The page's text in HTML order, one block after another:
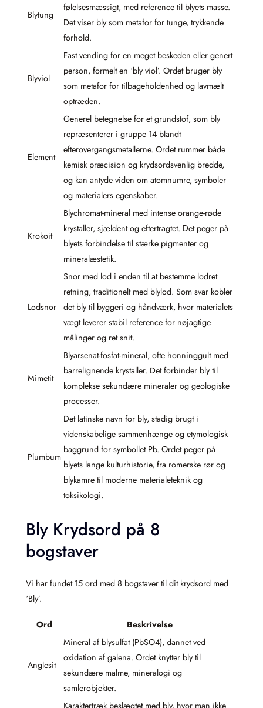
Blytung
følelsesmæssigt, med reference til blyets masse.
Det viser bly som metafor for tunge, trykkende
forhold.
Blyviol
Fast vending for en meget beskeden eller genert
person, formelt en ‘bly viol’. Ordet bruger bly
som metafor for tilbageholdenhed og lavmælt
optræden.
Element
Generel betegnelse for et grundstof, som bly
repræsenterer i gruppe 14 blandt
efterovergangsmetallerne. Ordet rummer både
kemisk præcision og krydsordsvenlig bredde,
og kan antyde viden om atomnumre, symboler
og materialers egenskaber.
Krokoit
Blychromat-mineral med intense orange-røde
krystaller, sjældent og eftertragtet. Det peger på
blyets forbindelse til stærke pigmenter og
mineralæstetik.
Lodsnor
Snor med lod i enden til at bestemme lodret
retning, traditionelt med blylod. Som svar kobler
det bly til byggeri og håndværk, hvor materialets
vægt leverer stabil reference for nøjagtige
målinger og ret snit.
Mimetit
Blyarsenat-fosfat-mineral, ofte honninggult med
barrelignende krystaller. Det forbinder bly til
komplekse sekundære mineraler og geologiske
processer.
Plumbum
Det latinske navn for bly, stadig brugt i
videnskabelige sammenhænge og etymologisk
baggrund for symbollet Pb. Ordet peger på
blyets lange kulturhistorie, fra romerske rør og
blykamre til moderne materialeteknik og
toksikologi.
Bly Krydsord på 8
bogstaver
Vi har fundet 15 ord med 8 bogstaver til dit krydsord med
‘Bly’.
Ord Beskrivelse
Anglesit
Mineral af bly­sulfat (PbSO4), dannet ved
oxidation af galena. Ordet knytter bly til
sekundære malme, mineralogi og
samlerobjekter.
Karaktertræk beslægtet med bly, hvor man ikke